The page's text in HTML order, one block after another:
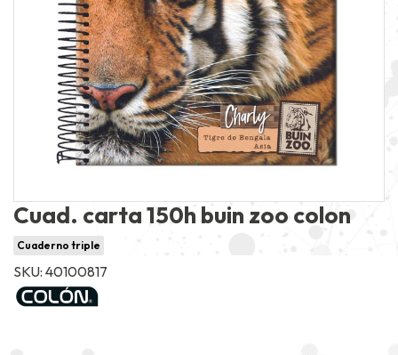
Cuad. carta 150h buin zoo colon
Cuaderno triple
SKU: 40100817